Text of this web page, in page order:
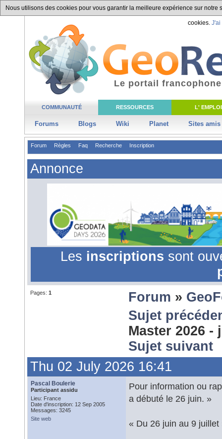
Nous utilisons des cookies pour vous garantir la meilleure expérience sur
cookies. J'ai
COMMUNAUTÉ RESSOURCES L' EMPLOI
Forums Blogs Wiki Planet Sites amis
Le portail
Forum Règles Faq Recherche Inscription
Annonce
Les inscriptions sont
Pages: 1 Forum »
Sujet
Master 2026
Sujet suivant
Thu 02 July 2026 16:41
Pascal Boulerie
Participant assidu
Lieu: France
Date d'inscription: 12 Sep 2005
Messages: 3245
Site web
Pour information ou
a débuté le 26 juin. »
« Du 26 juin au 9 juillet